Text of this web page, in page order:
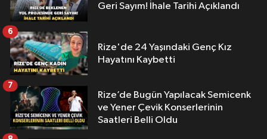
Geri Sayım! İhale Tarihi Açıklandı
Rize'de 24 Yaşındaki Genç Kız
Hayatını Kaybetti
6
Rize’de Bugün Yapılacak Semicenk
ve Yener Çevik Konserlerinin
Saatleri Belli Oldu
7